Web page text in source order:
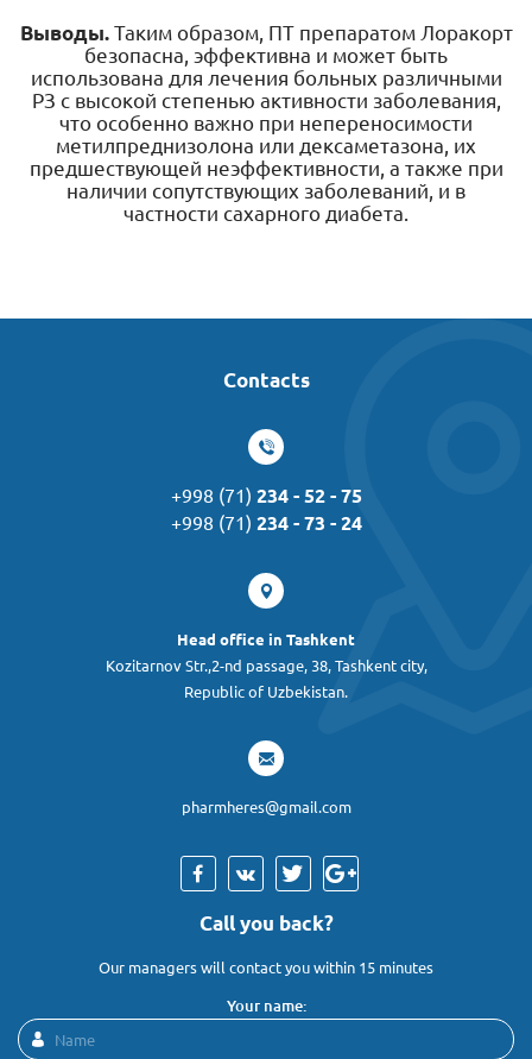
Выводы.Таким образом, ПТ препаратом Лоракорт
безопасна, эффективна и может быть
использована для лечения больных различными
РЗ с высокой степенью активности заболевания,
что особенно важно при непереносимости
метилпреднизолона или дексаметазона, их
предшествующей неэффективности, а также при
наличии сопутствующих заболеваний, и в
частности сахарного диабета.
Contacts
+998 (71) 234 - 52 - 75
+998 (71) 234 - 73 - 24
Head office in Tashkent
Kozitarnov Str.,2-nd passage, 38, Tashkent city,
Republic of Uzbekistan.
pharmheres@gmail.com
Call you back?
Our managers will contact you within 15 minutes
Your name: